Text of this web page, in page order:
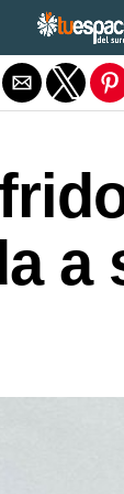
a
Salir de la